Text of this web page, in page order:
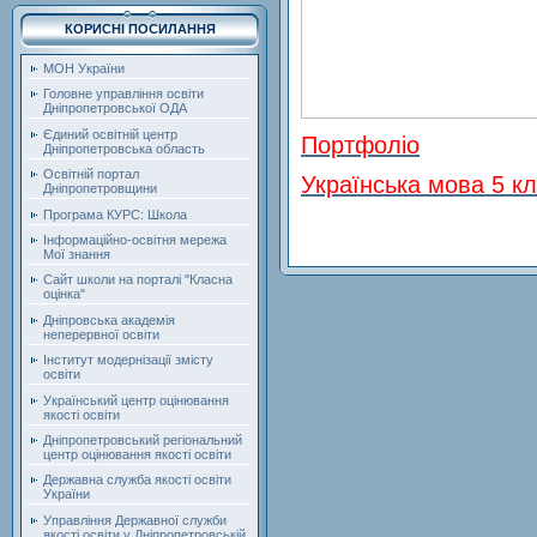
КОРИСНІ ПОСИЛАННЯ
МОН України
Головне управління освіти
Дніпропетровської ОДА
Єдиний освітній центр
Дніпропетровська область
Освітній портал
Дніпропетровщини
Програма КУРС: Школа
Інформаційно-освітня мережа
Мої знання
Сайт школи на порталі "Класна
оцінка"
Дніпровська академія
неперервної освіти
Інститут модернізації змісту
освіти
Український центр оцінювання
якості освіти
Дніпропетровський регіональний
центр оцінювання якості освіти
Державна служба якості освіти
України
Управління Державної служби
Портфоліо
Українська мова 5